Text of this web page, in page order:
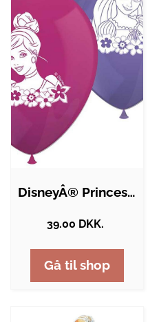
DisneyÂ® Princess Balloner
39.00 DKK.
Gå til shop